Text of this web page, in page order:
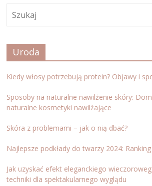
Uroda
Kiedy włosy potrzebują protein? Objawy i
Sposoby na naturalne nawilżenie skóry:
naturalne kosmetyki nawilżające
Skóra z problemami – jak o nią dbać?
Najlepsze podkłady do twarzy 2024:
Jak uzyskać efekt eleganckiego
techniki dla spektakularnego wyglądu